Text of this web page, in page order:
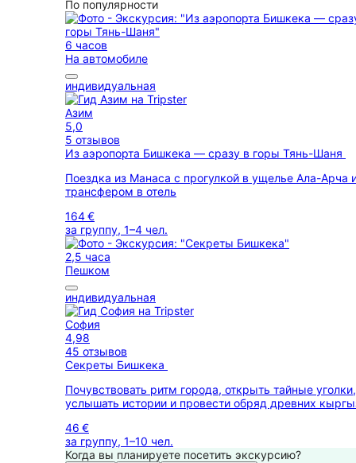
По популярности
6 часов
На автомобиле
индивидуальная
Азим
5,0
5 отзывов
Из аэропорта Бишкека — сразу в горы Тянь-Шаня
Поездка из Манаса с прогулкой в ущелье Ала-Арча
трансфером в отель
164 €
за группу, 1–4 чел.
2,5 часа
Пешком
индивидуальная
София
4,98
45 отзывов
Секреты Бишкека
Почувствовать ритм города, открыть тайные уголки,
услышать истории и провести обряд древних
46 €
за группу, 1–10 чел.
Когда вы планируете посетить экскурсию?